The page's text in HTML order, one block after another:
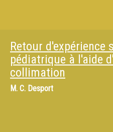
Retour d'expérience
pédiatrique à l'aide
collimation
M. C. Desport